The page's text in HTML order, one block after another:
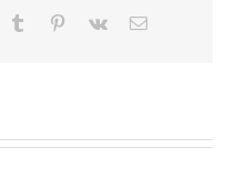
Tumblr Pinterest
Vk Email